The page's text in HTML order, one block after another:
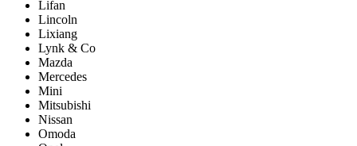
Lifan
Lincoln
Lixiang
Lynk & Co
Mazda
Mercedes
Mini
Mitsubishi
Nissan
Omoda